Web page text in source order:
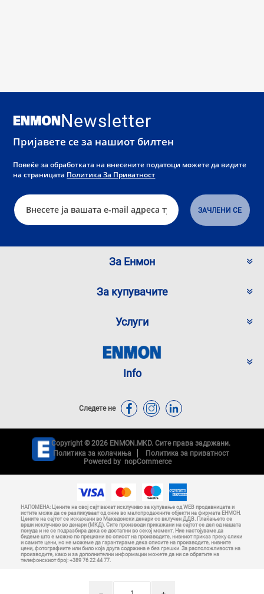
Newsletter
Пријавете се за нашиот билтен
Повеќе за обработката на внесените податоци можете да видите
на страницата Политика За Приватност
За Енмон
За купувачите
Услуги
Info
Следете не
Copyright © 2026 ENMON.MKD. Сите права задржани.
Политика за колачиња
Политика за приватност
Powered by nopCommerce
НАПОМЕНА: Цените на овој сајт важат исклучиво за купување од WEB продавницата и
истите може да се разликуваат од оние во малопродажните објекти на фирмата ЕНМОН.
Цените на сајтот се искажани во Македонски денари со вклучен ДДВ. Плаќањето се
врши исклучиво во денари (МКД). Сите производи прикажани на сајтот се дел од нашата
понуда и не се подразбира дека се достапни во секој момент. Ние настојуваме да
бидеме што е можно по прецизни во описот на производите, нивниот приказ преку слики
и самите цени, но не можеме да гарантираме дека описите на производите, нивните
цени, фотографиите или било која друга содржина е без грешки. За расположливоста на
производите, како и за дополнителни информации можете да ни се обратите на
телефонскиот број: +389 76 22 44 77.